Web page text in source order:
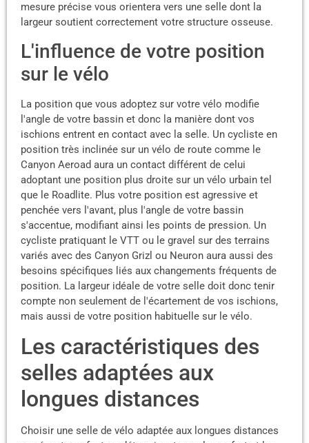
mesure précise vous orientera vers une selle dont la
largeur soutient correctement votre structure osseuse.
L'influence de votre position
sur le vélo
La position que vous adoptez sur votre vélo modifie
l'angle de votre bassin et donc la manière dont vos
ischions entrent en contact avec la selle. Un cycliste en
position très inclinée sur un vélo de route comme le
Canyon Aeroad aura un contact différent de celui
adoptant une position plus droite sur un vélo urbain tel
que le Roadlite. Plus votre position est agressive et
penchée vers l'avant, plus l'angle de votre bassin
s'accentue, modifiant ainsi les points de pression. Un
cycliste pratiquant le VTT ou le gravel sur des terrains
variés avec des Canyon Grizl ou Neuron aura aussi des
besoins spécifiques liés aux changements fréquents de
position. La largeur idéale de votre selle doit donc tenir
compte non seulement de l'écartement de vos ischions,
mais aussi de votre position habituelle sur le vélo.
Les caractéristiques des
selles adaptées aux
longues distances
Choisir une selle de vélo adaptée aux longues distances